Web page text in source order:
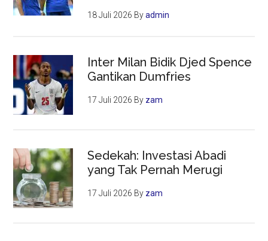
18 Juli 2026 Byadmin
Inter Milan Bidik Djed Spence
Gantikan Dumfries
17 Juli 2026 By zam
Sedekah: Investasi Abadi
yang Tak Pernah Merugi
17 Juli 2026 By zam